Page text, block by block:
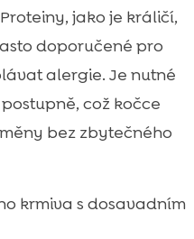
jako je králičí,
doporučené pro
alergie. Je nutné
což kočce
bez zbytečného
krmiva s dosavadním